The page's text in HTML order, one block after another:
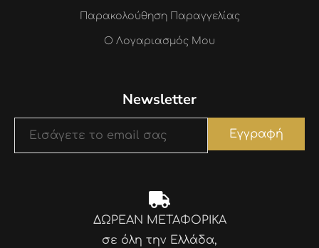
Παρακολούθηση Παραγγελίας
Ο Λογαριασμός Μου
Newsletter
Εγγραφή
ΔΩΡΕΑΝ ΜΕΤΑΦΟΡΙΚΑ
σε όλη την Ελλάδα,